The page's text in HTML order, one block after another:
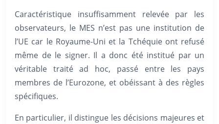
Caractéristique insuffisamment relevée par les
observateurs, le MES n’est pas une institution de
l’UE car le Royaume-Uni et la Tchéquie ont refusé
même de le signer. Il a donc été institué par un
véritable traité ad hoc, passé entre les pays
membres de l’Eurozone, et obéissant à des règles
spécifiques.
En particulier, il distingue les décisions majeures et